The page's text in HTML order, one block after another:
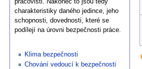
charakteristiky daného jedince, jeho
schopnosti, dovednosti, které se
podílejí na úrovni bezpečnosti práce.
Klima bezpečnosti
Chování vedoucí k bezpečnosti